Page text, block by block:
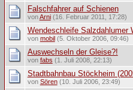
Falschfahrer auf Schienen
vonArni(16. Februar 2011, 17:28)
Wendeschleife Salzdahlumer
von mobil (5. Oktober 2006, 09:46)
Auswechseln der Gleise?!
von fabs (1. Juli 2008, 22:13)
Stadtbahnbau Stöckheim
von Sören(10. Juli 2006, 23:49)